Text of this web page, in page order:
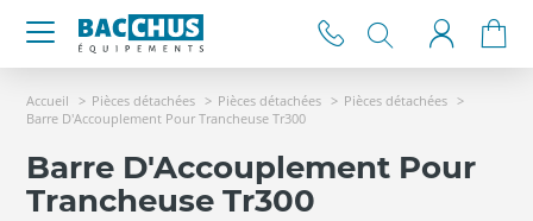
Accueil Pièces détachées Pièces détachées
Pièces détachées
Barre D'Accouplement Pour Trancheuse Tr300
Barre D'Accouplement Pour
Trancheuse Tr300